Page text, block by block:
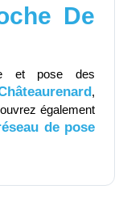
De
et pose des
,
également
de pose